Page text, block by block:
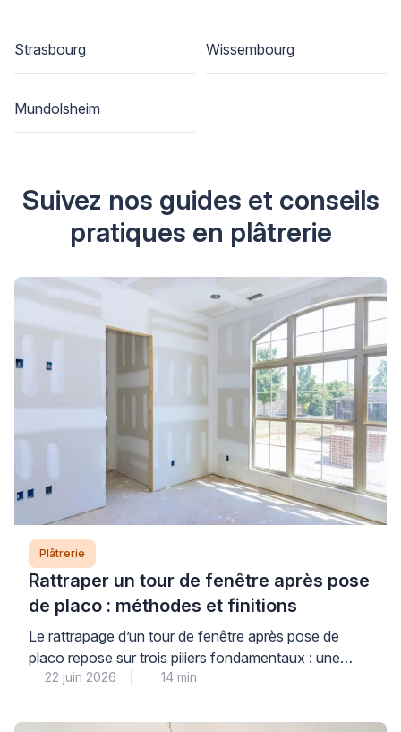
Strasbourg Wissembourg
Mundolsheim
Suivez nos guides et conseils
pratiques en plâtrerie
Plâtrerie
Rattraper un tour de fenêtre après pose
de placo : méthodes et finitions
Le rattrapage d’un tour de fenêtre après pose de
placo repose sur trois piliers fondamentaux : une
étanchéité à l’air rigoureuse, l’utilisation de renforts
couches successives. Cette étape de finition
22 juin 2026 14 min